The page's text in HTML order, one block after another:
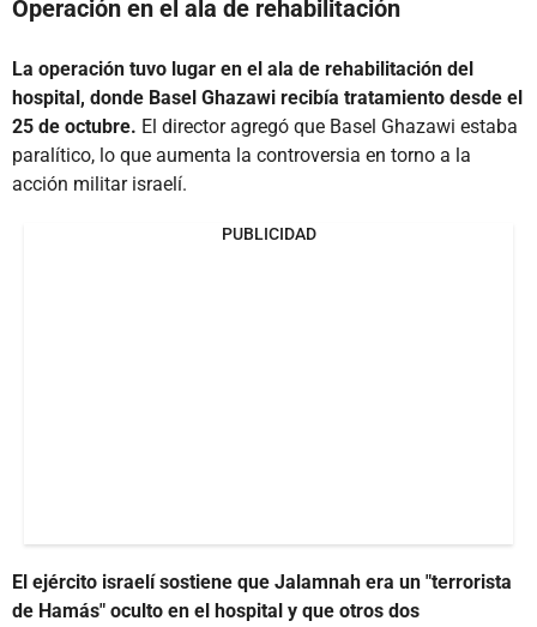
Operación en el ala de rehabilitación
La operación tuvo lugar en el ala de rehabilitación del
hospital, donde Basel Ghazawi recibía tratamiento desde el
25 de octubre. El director agregó que Basel Ghazawi estaba
paralítico, lo que aumenta la controversia en torno a la
acción militar israelí.
PUBLICIDAD
El ejército israelí sostiene que Jalamnah era un "terrorista
de Hamás" oculto en el hospital y que otros dos